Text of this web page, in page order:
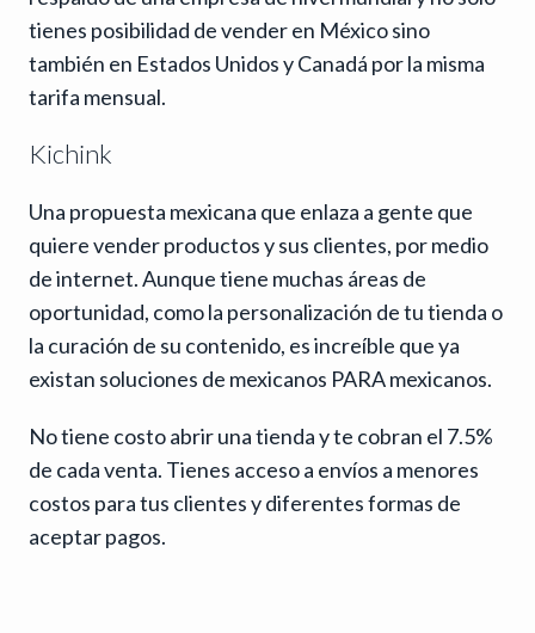
tienes posibilidad de vender en México sino
también en Estados Unidos y Canadá por la misma
tarifa mensual.
Kichink
Una propuesta mexicana que enlaza a gente que
quiere vender productos y sus clientes, por medio
de internet. Aunque tiene muchas áreas de
oportunidad, como la personalización de tu tienda o
la curación de su contenido, es increíble que ya
existan soluciones de mexicanos PARA mexicanos.
No tiene costo abrir una tienda y te cobran el 7.5%
de cada venta. Tienes acceso a envíos a menores
costos para tus clientes y diferentes formas de
aceptar pagos.